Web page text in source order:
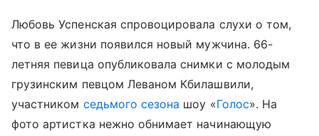
Любовь Успенская спровоцировала слухи о том,
что в ее жизни появился новый мужчина. 66-
летняя певица опубликовала снимки с молодым
грузинским певцом Леваном Кбилашвили,
участником седьмого сезона шоу «Голос». На
фото артистка нежно обнимает начинающую